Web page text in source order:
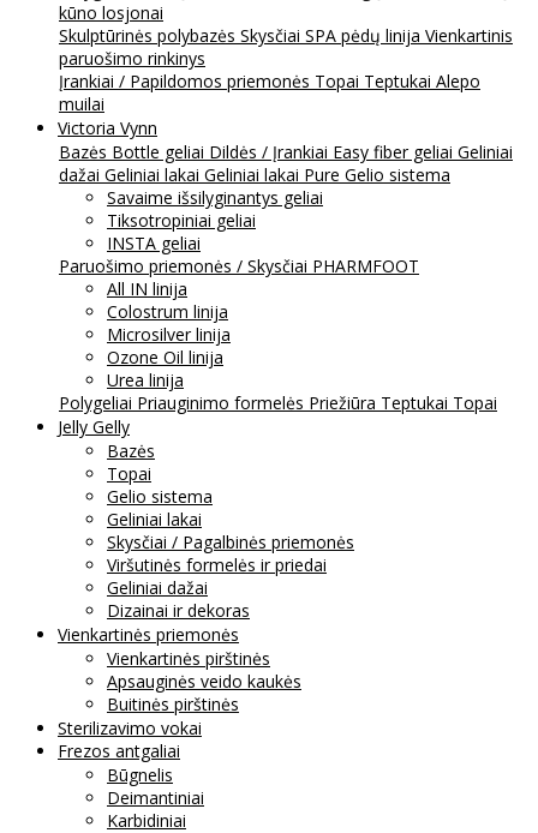
kūno losjonai
Skulptūrinės polybazės Skysčiai SPA pėdų linija Vienkartinis
paruošimo rinkinys
Įrankiai / Papildomos priemonės Topai Teptukai Alepo
muilai
Victoria Vynn
Bazės Bottle geliai Dildės / Įrankiai Easy fiber geliai Geliniai
dažai Geliniai lakai Geliniai lakai Pure Gelio sistema
Savaime išsilyginantys geliai
Tiksotropiniai geliai
INSTA geliai
Paruošimo priemonės / Skysčiai PHARMFOOT
All IN linija
Colostrum linija
Microsilver linija
Ozone Oil linija
Urea linija
Polygeliai Priauginimo formelės Priežiūra Teptukai Topai
Jelly Gelly
Bazės
Topai
Gelio sistema
Geliniai lakai
Skysčiai / Pagalbinės priemonės
Viršutinės formelės ir priedai
Geliniai dažai
Dizainai ir dekoras
Vienkartinės priemonės
Vienkartinės pirštinės
Apsauginės veido kaukės
Buitinės pirštinės
Sterilizavimo vokai
Frezos antgaliai
Būgnelis
Deimantiniai
Karbidiniai